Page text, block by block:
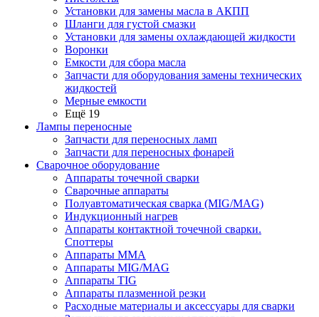
Установки для замены масла в АКПП
Шланги для густой смазки
Установки для замены охлаждающей жидкости
Воронки
Емкости для сбора масла
Запчасти для оборудования замены технических
жидкостей
Мерные емкости
Ещё 19
Лампы переносные
Запчасти для переносных ламп
Запчасти для переносных фонарей
Сварочное оборудование
Аппараты точечной сварки
Сварочные аппараты
Полуавтоматическая сварка (MIG/MAG)
Индукционный нагрев
Аппараты контактной точечной сварки.
Споттеры
Аппараты MMA
Аппараты MIG/MAG
Аппараты TIG
Аппараты плазменной резки
Расходные материалы и аксессуары для сварки